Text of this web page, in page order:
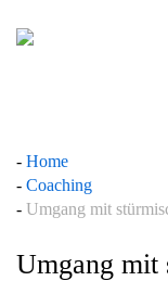
Home
Coaching
Umgang mit
Umgang mit